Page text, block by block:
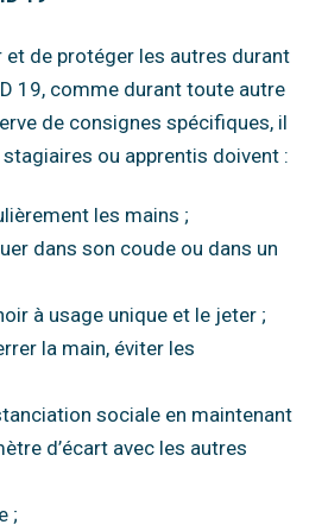
de protéger les autres durant
19, comme durant toute autre
de consignes spécifiques, il
stagiaires ou apprentis doivent :
les mains ;
dans son coude ou dans un
à usage unique et le jeter ;
la main, éviter les
sociale en maintenant
d’écart avec les autres
;